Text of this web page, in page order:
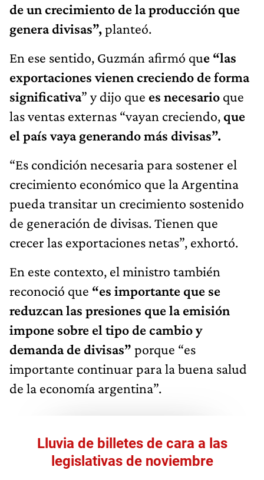
de un crecimiento de la producción que
genera divisas”,planteó.
En ese sentido, Guzmán afirmó que “las
exportaciones vienen creciendo de forma
significativa” y dijo que es necesario que
las ventas externas “vayan creciendo, que
el país vaya generando más divisas”.
“Es condición necesaria para sostener el
crecimiento económico que la Argentina
pueda transitar un crecimiento sostenido
de generación de divisas. Tienen que
crecer las exportaciones netas”, exhortó.
En este contexto, el ministro también
reconoció que “es importante que se
reduzcan las presiones que la emisión
impone sobre el tipo de cambio y
demanda de divisas” porque “es
importante continuar para la buena salud
de la economía argentina”.
Lluvia de billetes de cara a las
legislativas de noviembre